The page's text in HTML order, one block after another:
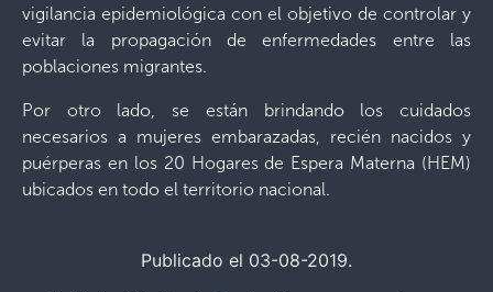
vigilancia epidemiológica con el objetivo de controlar y
evitar la propagación de enfermedades entre las
poblaciones migrantes.
Por otro lado, se están brindando los cuidados
necesarios a mujeres embarazadas, recién nacidos y
puérperas en los 20 Hogares de Espera Materna (HEM)
ubicados en todo el territorio nacional.
Publicado el 03-08-2019.